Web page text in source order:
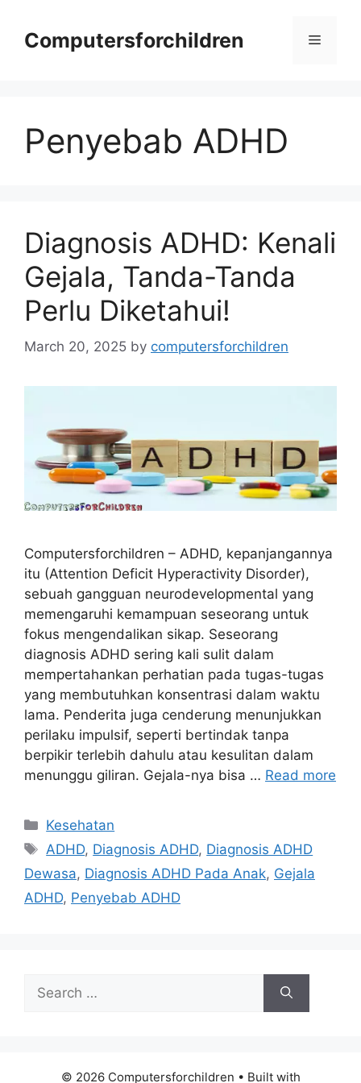
contentComputersforchildren Menu
Penyebab ADHD
Diagnosis ADHD: Kenali
Gejala, Tanda-Tanda
Perlu Diketahui!
March 20, 2025 by computersforchildren
Computersforchildren – ADHD, kepanjangannya
itu (Attention Deficit Hyperactivity Disorder),
sebuah gangguan neurodevelopmental yang
memengaruhi kemampuan seseorang untuk
fokus mengendalikan sikap. Seseorang
diagnosis ADHD sering kali sulit dalam
mempertahankan perhatian pada tugas-tugas
yang membutuhkan konsentrasi dalam waktu
lama. Penderita juga cenderung menunjukkan
perilaku impulsif, seperti bertindak tanpa
berpikir terlebih dahulu atau kesulitan dalam
menunggu giliran. Gejala-nya bisa … Read more
Categories
Kesehatan
Tags
ADHD, Diagnosis ADHD, Diagnosis ADHD
Dewasa, Diagnosis ADHD Pada Anak, Gejala
ADHD, Penyebab ADHD
Search
for:
© 2026 Computersforchildren • Built with